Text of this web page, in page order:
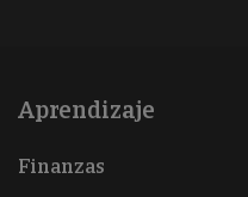
Aprendizaje
Finanzas